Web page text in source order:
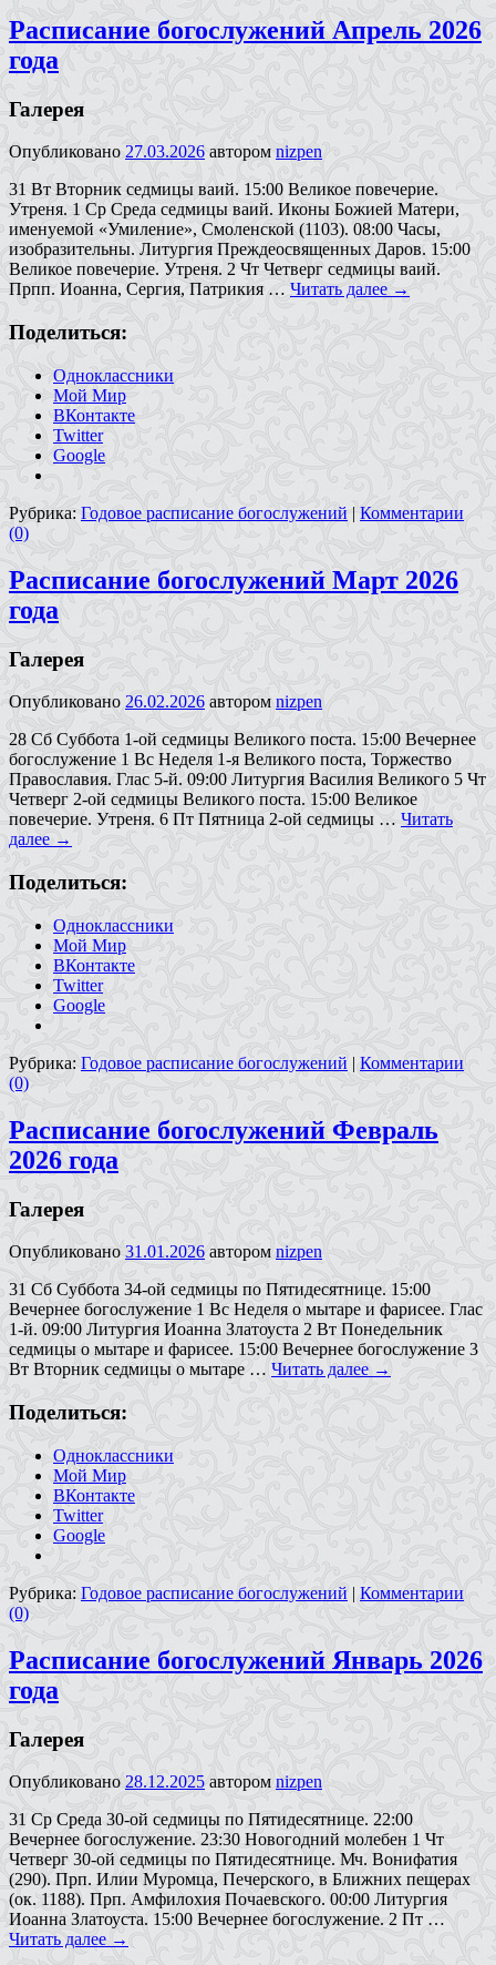
Расписание богослужений Апрель 2026
года
Галерея
Опубликовано 27.03.2026 автором nizpen
31 Вт Вторник седмицы ваий. 15:00 Великое повечерие.
Утреня. 1 Ср Среда седмицы ваий. Иконы Божией Матери,
именуемой «Умиление», Смоленской (1103). 08:00 Часы,
изобразительны. Литургия Преждеосвященных Даров. 15:00
Великое повечерие. Утреня. 2 Чт Четверг седмицы ваий.
Прпп. Иоанна, Сергия, Патрикия … Читать далее→
Поделиться:
Одноклассники
Мой Мир
ВКонтакте
Twitter
Google
Рубрика: Годовое расписание богослужений | Комментарии
(0)
Расписание богослужений Март 2026
года
Галерея
Опубликовано 26.02.2026 автором nizpen
28 Сб Суббота 1-ой седмицы Великого поста. 15:00 Вечернее
богослужение 1 Вс Неделя 1-я Великого поста, Торжество
Православия. Глас 5-й. 09:00 Литургия Василия Великого 5 Чт
Четверг 2-ой седмицы Великого поста. 15:00 Великое
повечерие. Утреня. 6 Пт Пятница 2-ой седмицы … Читать
далее →
Поделиться:
Одноклассники
Мой Мир
ВКонтакте
Twitter
Google
Рубрика: Годовое расписание богослужений | Комментарии
(0)
Расписание богослужений Февраль
2026 года
Галерея
Опубликовано 31.01.2026 автором nizpen
31 Сб Суббота 34-ой седмицы по Пятидесятнице. 15:00
Вечернее богослужение 1 Вс Неделя о мытаре и фарисее. Глас
1-й. 09:00 Литургия Иоанна Златоуста 2 Вт Понедельник
седмицы о мытаре и фарисее. 15:00 Вечернее богослужение 3
Вт Вторник седмицы о мытаре … Читать далее →
Поделиться:
Одноклассники
Мой Мир
ВКонтакте
Twitter
Google
Рубрика: Годовое расписание богослужений | Комментарии
(0)
Расписание богослужений Январь 2026
года
Галерея
Опубликовано 28.12.2025 автором nizpen
31 Ср Среда 30-ой седмицы по Пятидесятнице. 22:00
Вечернее богослужение. 23:30 Новогодний молебен 1 Чт
Четверг 30-ой седмицы по Пятидесятнице. Мч. Вонифатия
(290). Прп. Илии Муромца, Печерского, в Ближних пещерах
(ок. 1188). Прп. Амфилохия Почаевского. 00:00 Литургия
Иоанна Златоуста. 15:00 Вечернее богослужение. 2 Пт …
Читать далее →